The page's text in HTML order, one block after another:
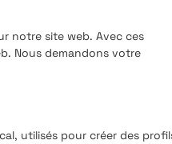
notre site web. Avec ces
Nous demandons votre
utilisés pour créer des